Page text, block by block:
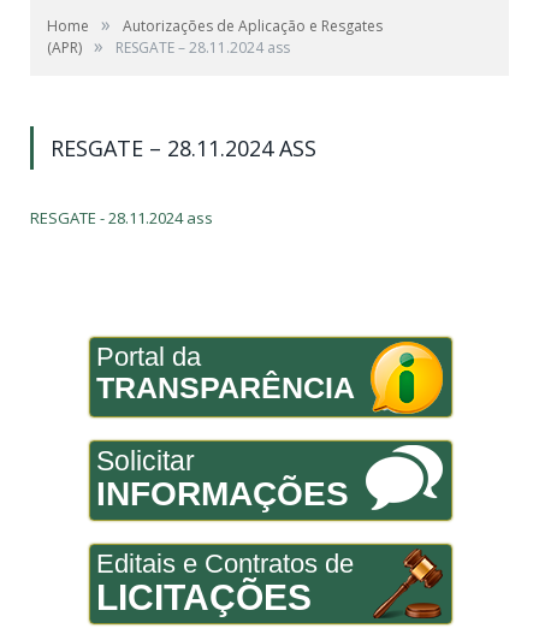
Home »
Autorizações de Aplicação e Resgates
(APR) » RESGATE – 28.11.2024 ass
RESGATE – 28.11.2024 ASS
RESGATE - 28.11.2024 ass
Portal da
TRANSPARÊNCIA
Solicitar
INFORMAÇÕES
Editais e Contratos de
LICITAÇÕES